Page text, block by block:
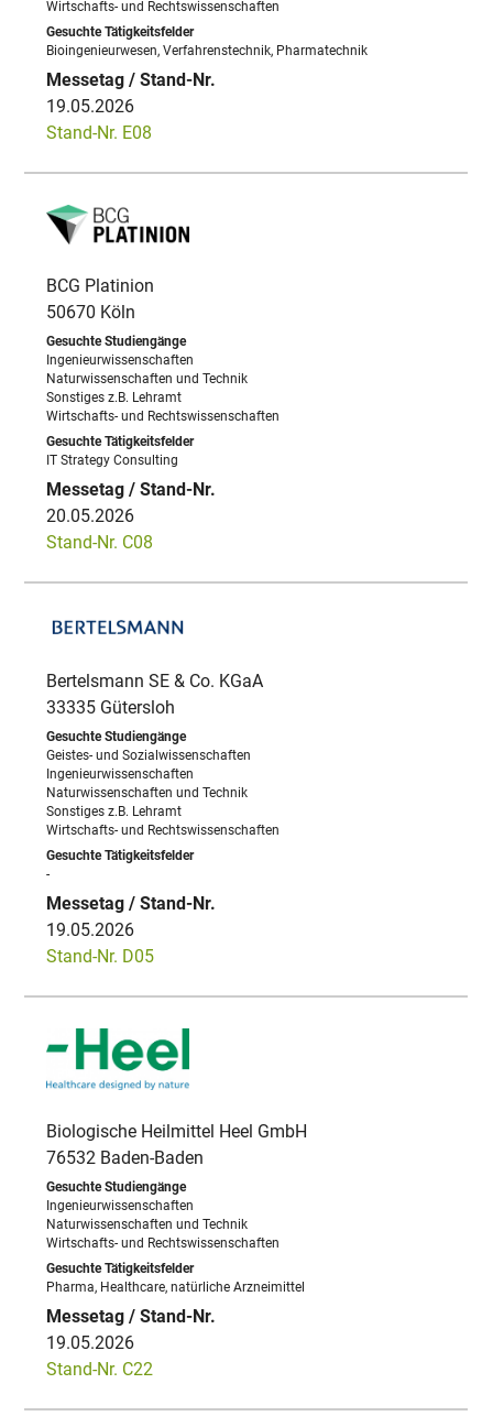
Wirtschafts- und Rechtswissenschaften
Bioingenieurwesen, Verfahrenstechnik, Pharmatechnik
19.05.2026
Stand-Nr. E08
BCG Platinion
50670 Köln
Ingenieurwissenschaften
Naturwissenschaften und Technik
Sonstiges z.B. Lehramt
Wirtschafts- und Rechtswissenschaften
IT Strategy Consulting
20.05.2026
Stand-Nr. C08
Bertelsmann SE & Co. KGaA
33335 Gütersloh
Geistes- und Sozialwissenschaften
Ingenieurwissenschaften
Naturwissenschaften und Technik
Sonstiges z.B. Lehramt
Wirtschafts- und Rechtswissenschaften
-
19.05.2026
Stand-Nr. D05
Biologische Heilmittel Heel GmbH
76532 Baden-Baden
Ingenieurwissenschaften
Naturwissenschaften und Technik
Wirtschafts- und Rechtswissenschaften
Pharma, Healthcare, natürliche Arzneimittel
19.05.2026
Stand-Nr. C22